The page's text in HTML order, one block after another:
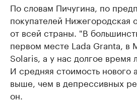
По словам Пичугина, по
покупателей Нижегородская
от всей страны. "В
первом месте Lada Granta, в
Solaris, а у нас долгое время
И средняя стоимость нового
выше, чем в депрессивных
он.